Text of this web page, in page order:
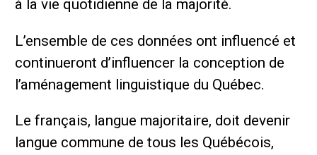
à la vie quotidienne de la majorité.
L’ensemble de ces données ont influencé et
continueront d’influencer la conception de
l’aménagement linguistique du Québec.
Le français, langue majoritaire, doit devenir
langue commune de tous les Québécois,